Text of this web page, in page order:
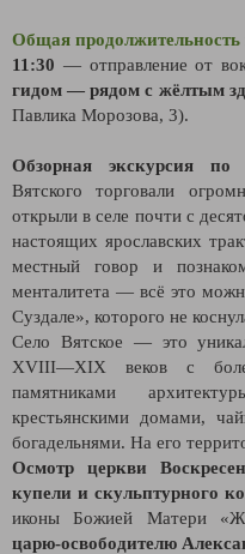
Общая продолжительность
11:30 — отправление от
гидом — рядом с жёлтым
Павлика Морозова, 3).
Обзорная экскурсия по
Вятского торговали
открыли в селе почти с
настоящих ярославских
местный говор и
менталитета — всё это
Суздале», которого не
Село Вятское — это
XVIII—XIX веков с
памятниками
крестьянскими домами,
богадельнями. На его
Осмотр церкви
купели и скульптурного
иконы Божией Матери
царю-освободителю